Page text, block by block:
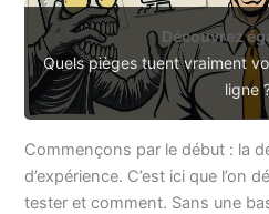
Découvrez
Quels pièges tuent vraiment
ligne
Commençons par le début : la
d’expérience. C’est ici que l’on
tester et comment. Sans une